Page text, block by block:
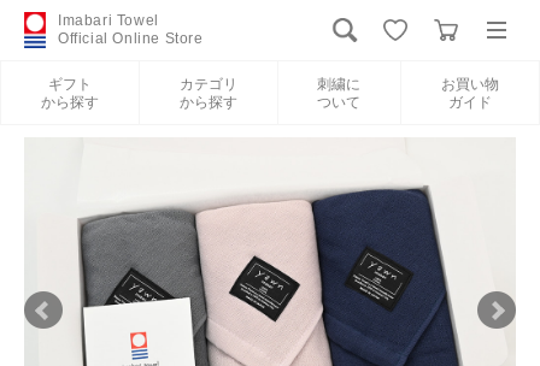
Imabari Towel
Official Online Store
ギフト
から探す
カテゴリ
から探す
刺繍に
ついて
お買い物
ガイド
新規会員登録
ギフトから探す
カテゴリから探す
刺繍について